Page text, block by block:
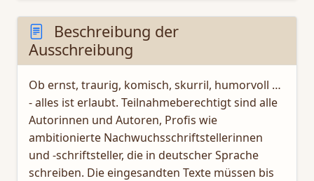
Beschreibung der
Ausschreibung
Ob ernst, traurig, komisch, skurril, humorvoll …
‑ alles ist erlaubt. Teilnahmeberechtigt sind alle
Autorinnen und Autoren, Profis wie
ambitionierte Nachwuchsschriftstellerinnen
und -schriftsteller, die in deutscher Sprache
schreiben. Die eingesandten Texte müssen bis